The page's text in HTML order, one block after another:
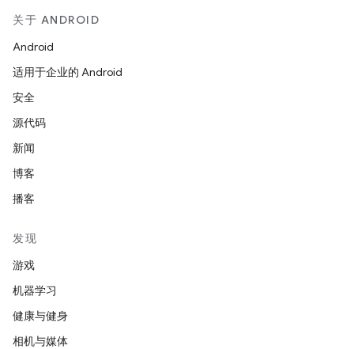
关于 ANDROID
Android
适用于企业的 Android
安全
源代码
新闻
博客
播客
发现
游戏
机器学习
健康与健身
相机与媒体